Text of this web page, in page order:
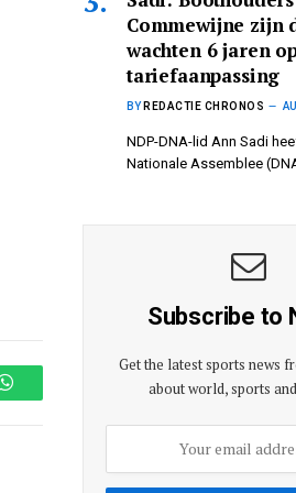
WhatsApp
Commewijne zijn
wachten 6 jaren
tariefaanpassing
BY REDACTIE CHRONOS
NDP-DNA-lid Ann Sadi
Nationale Assemblee
Subscribe to
Get the latest sports news
about world, sports